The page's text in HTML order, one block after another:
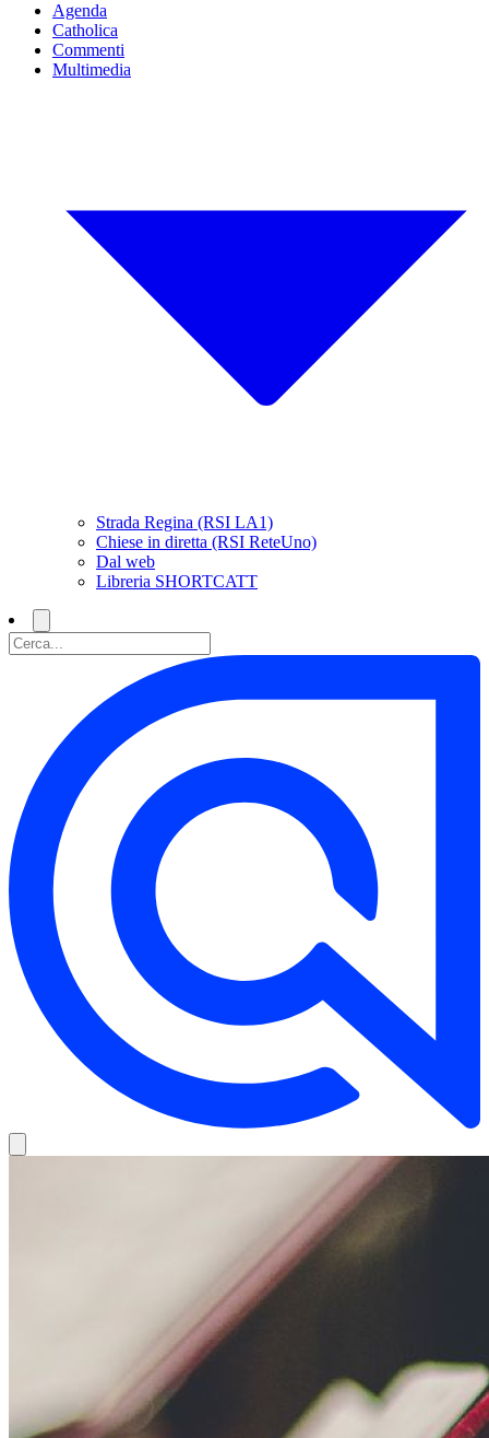
Agenda
Catholica
Commenti
Multimedia
Strada Regina (RSI LA1)
Chiese in diretta (RSI ReteUno)
Dal web
Libreria SHORTCATT